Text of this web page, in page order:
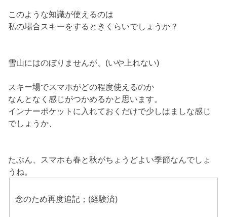
このような知識が使えるのは
私の場合スキーをするときくらいでしょうか？
雪山にはのぼりませんが、(いや上れない)
スキー場でスマホがどの程度使えるのか
なんとなく感じがつかめるかと思います。
インナーポケットに入れておくだけで少しはましな感じ
でしょうか、
たぶん、スマホも春と秋がちょうどよい季節なんでしょ
うね。
念のため再度追記；(経験済)